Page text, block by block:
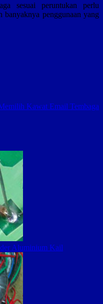
sesuai peruntukan perlu
banyaknya penggunaan yang
Kawat Email Tembaga
Aluminium Kail